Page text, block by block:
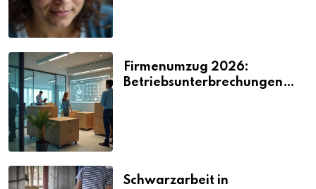
Firmenumzug 2026:
Betriebsunterbrechungen
Schwarzarbeit in